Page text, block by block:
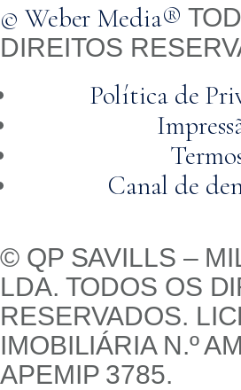
© Weber Media®
DIREITOS
Política de
Canal de
© QP SAVILLS –
LDA. TODOS OS
RESERVADOS.
IMOBILIÁRIA N.º
APEMIP 3785.